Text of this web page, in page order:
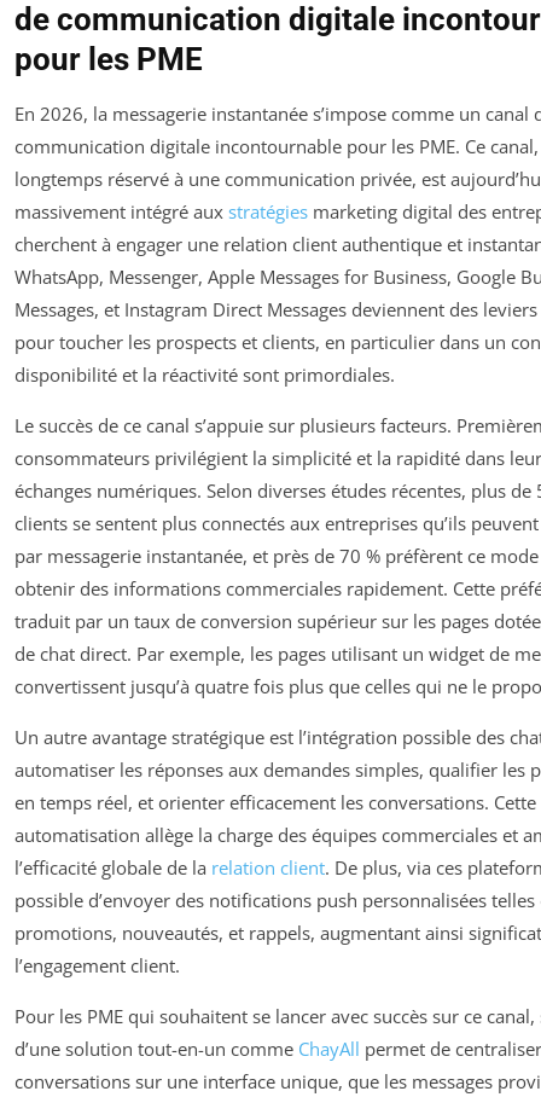
de communication digitale
pour les PME
En 2026, la messagerie instantanée s’impose comme un canal
communication digitale incontournable pour les PME. Ce canal,
longtemps réservé à une communication privée, est
massivement intégré aux stratégies marketing digital des
cherchent à engager une relation client authentique et
WhatsApp, Messenger, Apple Messages for Business, Google
Messages, et Instagram Direct Messages deviennent des
pour toucher les prospects et clients, en particulier dans un
disponibilité et la réactivité sont primordiales.
Le succès de ce canal s’appuie sur plusieurs facteurs.
consommateurs privilégient la simplicité et la rapidité dans
échanges numériques. Selon diverses études récentes, plus de
clients se sentent plus connectés aux entreprises qu’ils
par messagerie instantanée, et près de 70 % préfèrent ce
obtenir des informations commerciales rapidement. Cette
traduit par un taux de conversion supérieur sur les pages
de chat direct. Par exemple, les pages utilisant un widget de
convertissent jusqu’à quatre fois plus que celles qui ne le
Un autre avantage stratégique est l’intégration possible des
automatiser les réponses aux demandes simples, qualifier les
en temps réel, et orienter efficacement les conversations. Cette
automatisation allège la charge des équipes commerciales et
l’efficacité globale de la relation client. De plus, via ces
possible d’envoyer des notifications push personnalisées telles
promotions, nouveautés, et rappels, augmentant ainsi
l’engagement client.
Pour les PME qui souhaitent se lancer avec succès sur ce
d’une solution tout-en-un comme ChayAll permet de
conversations sur une interface unique, que les messages